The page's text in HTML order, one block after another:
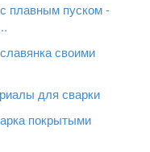
плавным пуском -
своими
для сварки
покрытыми